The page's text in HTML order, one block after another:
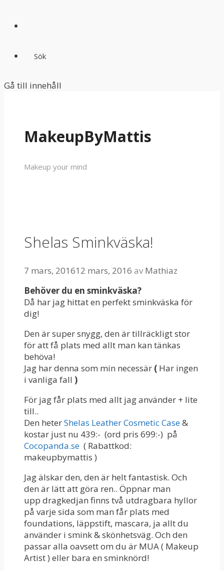
Sök
Gå till innehåll
MakeupByMattis
Makeup your mind
Shelas Sminkväska!
7 mars, 201612 mars, 2016 avMathiaz
Behöver du en sminkväska?
Då har jag hittat en perfekt sminkväska för
dig!
Den är super snygg, den är tillräckligt stor
för att få plats med allt man kan tänkas
behöva!
Jag har denna som min necessär ( Har ingen
i vanliga fall )
För jag får plats med allt jag använder + lite
till..
Den heterShelas Leather Cosmetic Case&
kostar just nu 439:- (ord pris 699:-) på
Cocopanda.se ( Rabattkod:
makeupbymattis )
Jag älskar den, den är helt fantastisk. Och
den är lätt att göra ren.. Öppnar man
upp dragkedjan finns två utdragbara hyllor
på varje sida som man får plats med
foundations, läppstift, mascara, ja allt du
använder i smink & skönhetsväg. Och den
passar alla oavsett om du är MUA ( Makeup
Artist ) eller bara en sminknörd!